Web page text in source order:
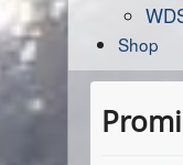
Shop